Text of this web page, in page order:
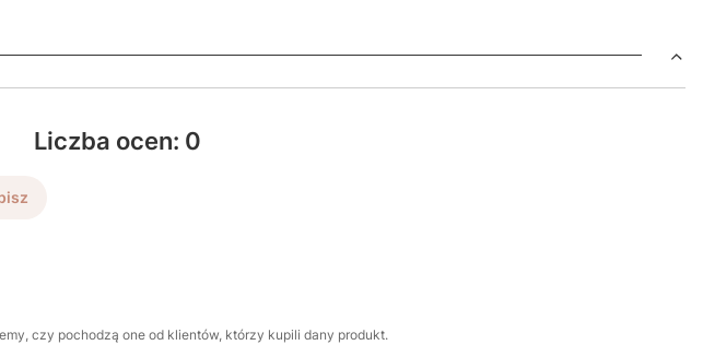
Liczba ocen: 0
czy pochodzą one od klientów, którzy kupili dany produkt.